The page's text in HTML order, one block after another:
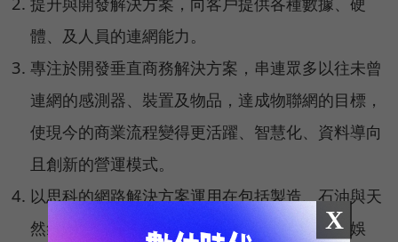
體、及人員的連網能力。
專注於開發垂直商務解決方案，串連眾多以往未曾
連網的感測器、裝置及物品，達成物聯網的目標，
使現今的商業流程變得更活躍、智慧化、資料導向
且創新的營運模式。
以思科的網路解決方案運用在包括製造、石油與天
然氣、採礦、國防、交通、智慧城市、運動與娛
X